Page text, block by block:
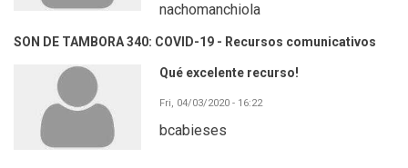
nachomanchiola
SON DE TAMBORA 340: COVID-19 - Recursos comunicativos
Qué excelente recurso!
Fri, 04/03/2020 - 16:22
bcabieses